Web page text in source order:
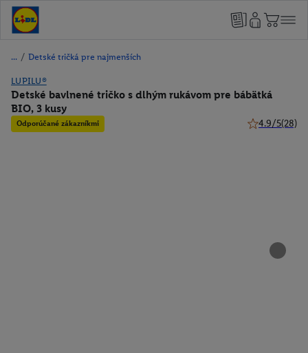
/ Detské tričká pre najmenších
LUPILU®
Detské bavlnené tričko s dlhým rukávom pre bábätká
BIO, 3 kusy
Odporúčané zákazníkmi 4.9/5(28)